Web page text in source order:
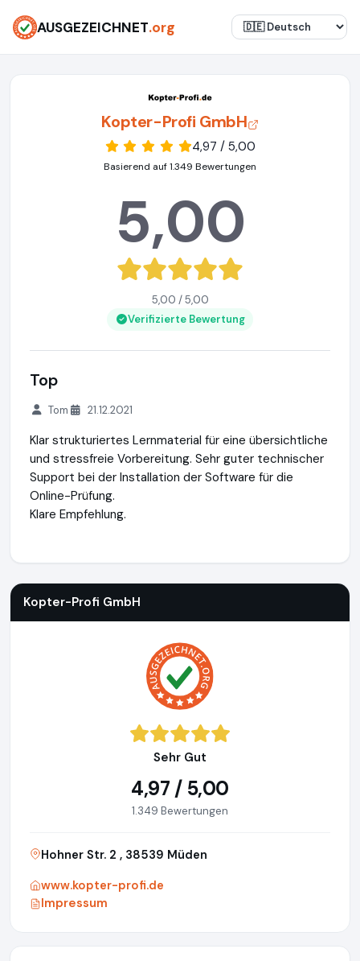
AUSGEZEICHNET.org
Kopter-Profi GmbH
4,97 / 5,00
Basierend auf 1.349 Bewertungen
5,00
5,00 / 5,00
Verifizierte Bewertung
Top
Tom 21.12.2021
Klar strukturiertes Lernmaterial für eine übersichtliche
und stressfreie Vorbereitung. Sehr guter technischer
Support bei der Installation der Software für die
Online-Prüfung.
Klare Empfehlung.
Kopter-Profi GmbH
Sehr Gut
4,97 / 5,00
1.349 Bewertungen
Hohner Str. 2 , 38539 Müden
www.kopter-profi.de
Impressum